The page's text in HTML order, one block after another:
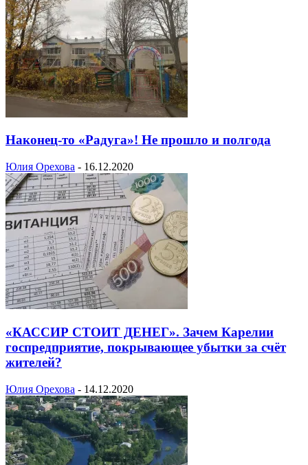
Наконец-то «Радуга»! Не прошло и полгода
Юлия Орехова - 16.12.2020
«КАССИР СТОИТ ДЕНЕГ». Зачем Карелии
госпредприятие, покрывающее убытки за счёт
жителей?
Юлия Орехова - 14.12.2020